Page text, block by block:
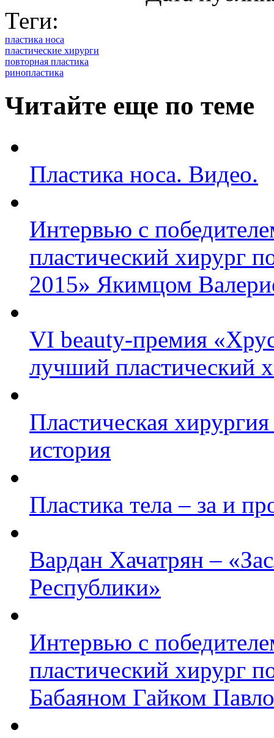
Теги:
пластика носа
пластические хирурги
повторная пластика
ринопластика
Читайте еще по теме
Пластика носа. Видео.
Интервью с
пластический хирург
2015» Якимцом
VI beauty-премия
лучший пластический
Пластическая
история
Пластика тела – за и
Вардан Хачатрян –
Республики»
Интервью с
пластический хирург
Бабаяном Гайком